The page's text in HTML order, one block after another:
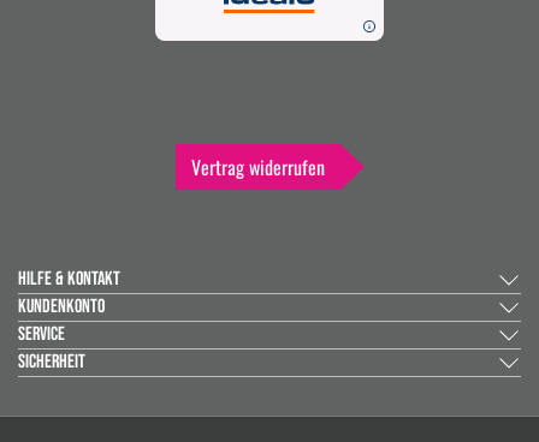
Vertrag widerrufen
HILFE & KONTAKT
KUNDENKONTO
SERVICE
SICHERHEIT